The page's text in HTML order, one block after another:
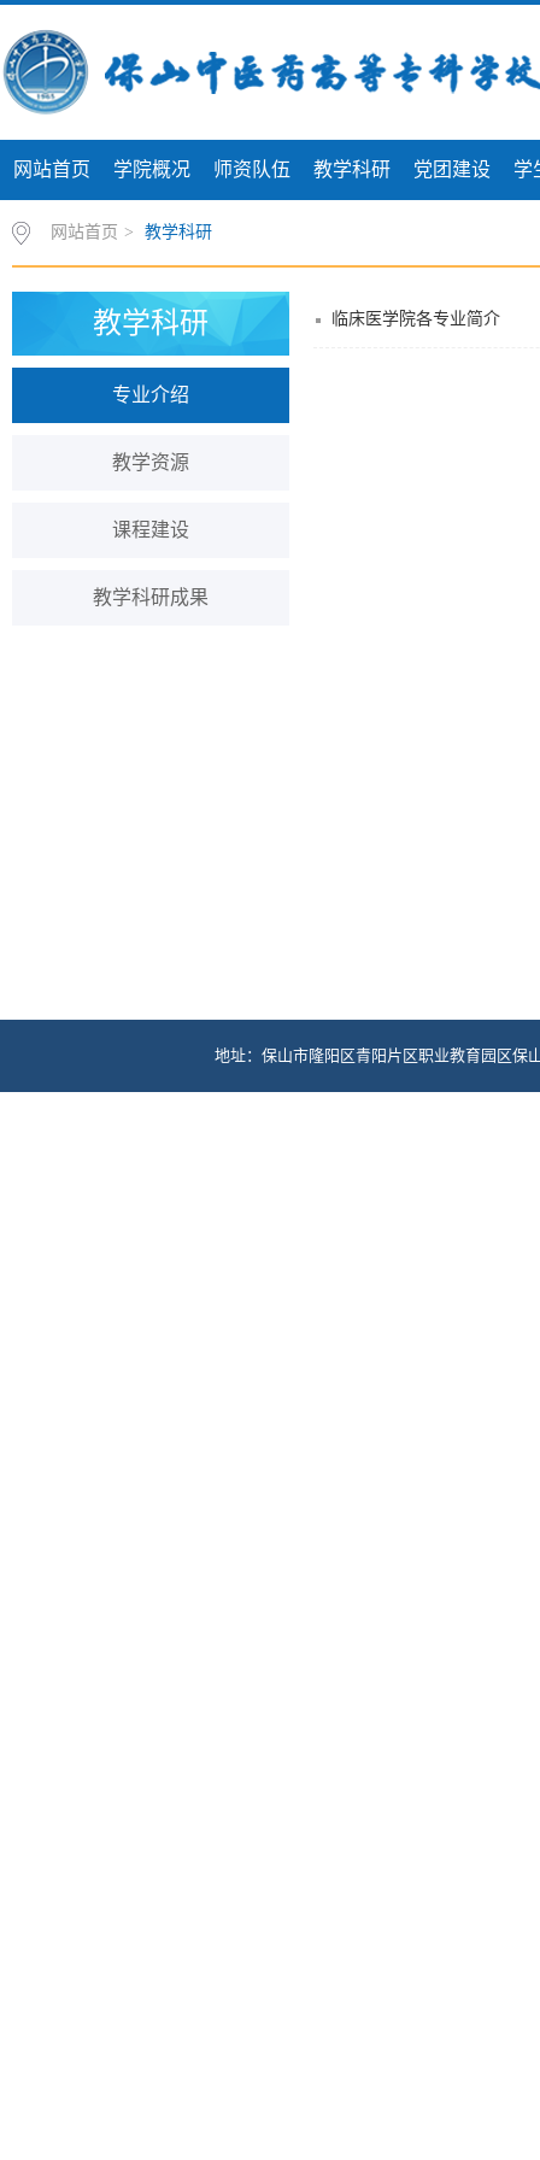
网站首页 学院概况 师资队伍 教学科研 党团建设 学
网站首页 > 教学科研
教学科研
专业介绍
教学资源
课程建设
教学科研成果
临床医学院各专业简介
地址：保山市隆阳区青阳片区职业教育园区